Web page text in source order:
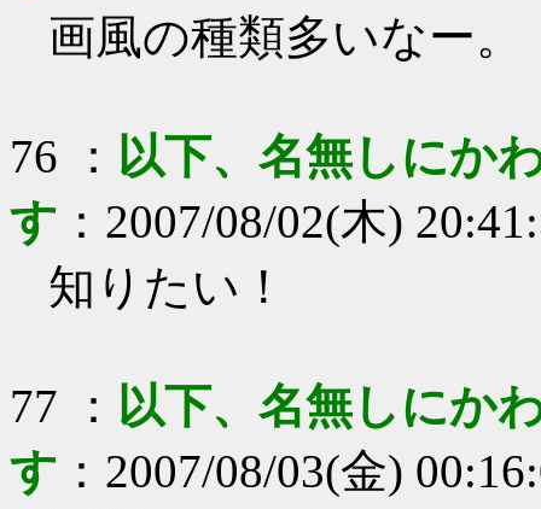
画風の種類多いなー。
76 ： 以下、名無しにか
す ： 2007/08/02(木)
知りたい！
77 ： 以下、名無しにか
す ： 2007/08/03(金)